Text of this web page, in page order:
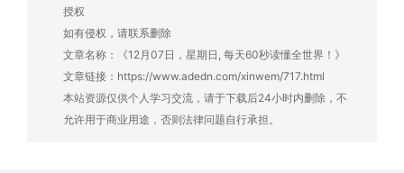
授权
如有侵权，请联系删除
文章名称：《12月07日，星期日, 每天60秒读懂全世界！》
文章链接： https://www.adedn.com/xinwem/717.html
本站资源仅供个人学习交流，请于下载后24小时内删除，不
允许用于商业用途，否则法律问题自行承担。